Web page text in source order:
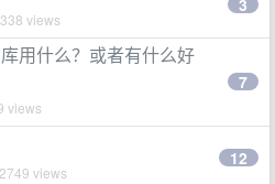
views
3
用什么？或者有什么好
views
7
views
12